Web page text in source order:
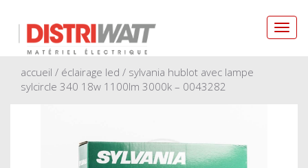
accueil / éclairage led / sylvania hublot avec lampe
sylcircle 340 18w 1100lm 3000k – 0043282